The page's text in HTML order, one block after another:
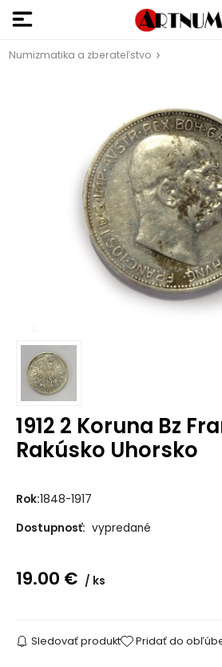
Numizmatika a zberateľstvo
1912 2 Koruna Bz
Rakúsko Uhorsko
Rok:1848-1917
Dostupnosť: vypredané
19.00 € ks
Sledovať produkt Pridať do